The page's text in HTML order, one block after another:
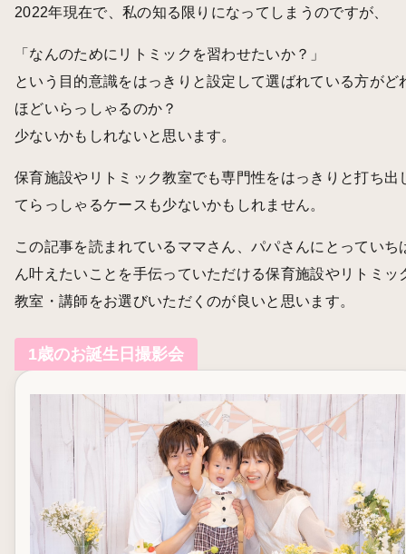
2022年現在で、私の知る限りになってしまうのですが、
「なんのためにリトミックを習わせたいか？」
という目的意識をはっきりと設定して選ばれている方がど
ほどいらっしゃるのか？
少ないかもしれないと思います。
保育施設やリトミック教室でも専門性をはっきりと打ち出
てらっしゃるケースも少ないかもしれません。
この記事を読まれているママさん、パパさんにとっていち
ん叶えたいことを手伝っていただける保育施設やリトミッ
教室・講師をお選びいただくのが良いと思います。
1歳のお誕生日撮影会